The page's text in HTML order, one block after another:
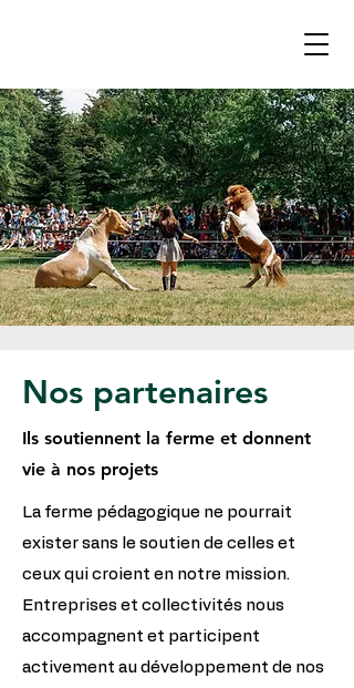
Nos partenaires
Ils soutiennent la ferme et donnent
vie à nos projets
La ferme pédagogique ne pourrait
exister sans le soutien de celles et
ceux qui croient en notre mission.
Entreprises et collectivités nous
accompagnent et participent
activement au développement de nos